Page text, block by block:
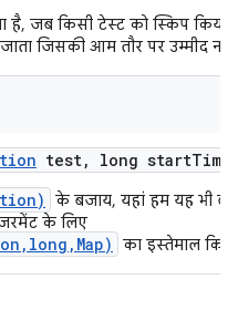
जब किसी टेस्ट को स्किप किया
जिसकी आम तौर पर उम्मीद नहीं
test, long start
के बजाय, यहां हम यह भी
के लिए
का इस्तेमाल